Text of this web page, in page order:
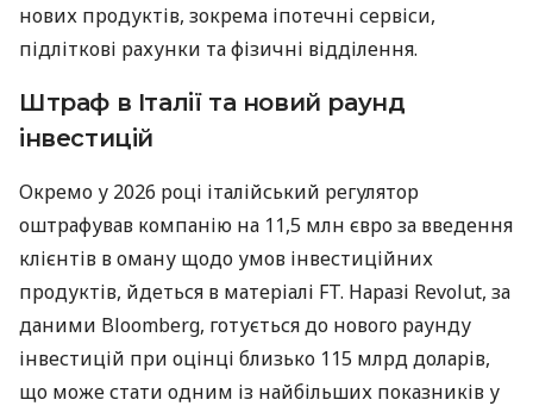
нових продуктів, зокрема іпотечні сервіси,
підліткові рахунки та фізичні відділення.
Штраф в Італії та новий раунд
інвестицій
Окремо у 2026 році італійський регулятор
оштрафував компанію на 11,5 млн євро за введення
клієнтів в оману щодо умов інвестиційних
продуктів, йдеться в матеріалі FT. Наразі Revolut, за
даними Bloomberg, готується до нового раунду
інвестицій при оцінці близько 115 млрд доларів,
що може стати одним із найбільших показників у